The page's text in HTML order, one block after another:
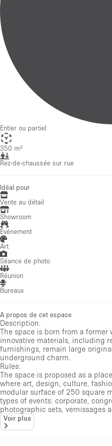
Entier ou partiel
350 m²
Rez-de-chaussée sur rue
Idéal pour
Vente au détail
Showroom
Événement
Art
Séance de photo
Réunion
Bureaux
A propos de cet espace
Description:
The space is born from a former
innovative materials, including
furnishings, remain large
underground charm.
Rules:
The space is proposed as a
where art, design, culture,
modular surface of 250 square
types of events: corporate,
photographic sets, vernissages
Voir plus